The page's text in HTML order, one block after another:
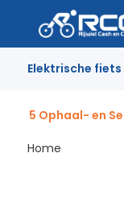
Elektrische fiets
5 Ophaal- en
Home